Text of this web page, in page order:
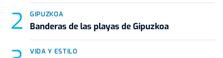
GIPUZKOA
Banderas de las playas de Gipuzkoa
VIDA Y ESTILO